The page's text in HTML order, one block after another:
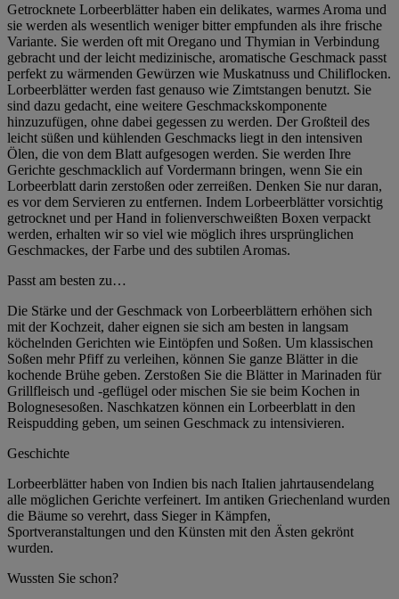
Getrocknete Lorbeerblätter haben ein delikates, warmes Aroma und
sie werden als wesentlich weniger bitter empfunden als ihre frische
Variante. Sie werden oft mit Oregano und Thymian in Verbindung
gebracht und der leicht medizinische, aromatische Geschmack passt
perfekt zu wärmenden Gewürzen wie Muskatnuss und Chiliflocken.
Lorbeerblätter werden fast genauso wie Zimtstangen benutzt. Sie
sind dazu gedacht, eine weitere Geschmackskomponente
hinzuzufügen, ohne dabei gegessen zu werden. Der Großteil des
leicht süßen und kühlenden Geschmacks liegt in den intensiven
Ölen, die von dem Blatt aufgesogen werden. Sie werden Ihre
Gerichte geschmacklich auf Vordermann bringen, wenn Sie ein
Lorbeerblatt darin zerstoßen oder zerreißen. Denken Sie nur daran,
es vor dem Servieren zu entfernen. Indem Lorbeerblätter vorsichtig
getrocknet und per Hand in folienverschweißten Boxen verpackt
werden, erhalten wir so viel wie möglich ihres ursprünglichen
Geschmackes, der Farbe und des subtilen Aromas.
Passt am besten zu…
Die Stärke und der Geschmack von Lorbeerblättern erhöhen sich
mit der Kochzeit, daher eignen sie sich am besten in langsam
köchelnden Gerichten wie Eintöpfen und Soßen. Um klassischen
Soßen mehr Pfiff zu verleihen, können Sie ganze Blätter in die
kochende Brühe geben. Zerstoßen Sie die Blätter in Marinaden für
Grillfleisch und -geflügel oder mischen Sie sie beim Kochen in
Bolognesesoßen. Naschkatzen können ein Lorbeerblatt in den
Reispudding geben, um seinen Geschmack zu intensivieren.
Geschichte
Lorbeerblätter haben von Indien bis nach Italien jahrtausendelang
alle möglichen Gerichte verfeinert. Im antiken Griechenland wurden
die Bäume so verehrt, dass Sieger in Kämpfen,
Sportveranstaltungen und den Künsten mit den Ästen gekrönt
wurden.
Wussten Sie schon?